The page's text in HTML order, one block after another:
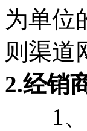
为单位
则渠
2.经销
1、“